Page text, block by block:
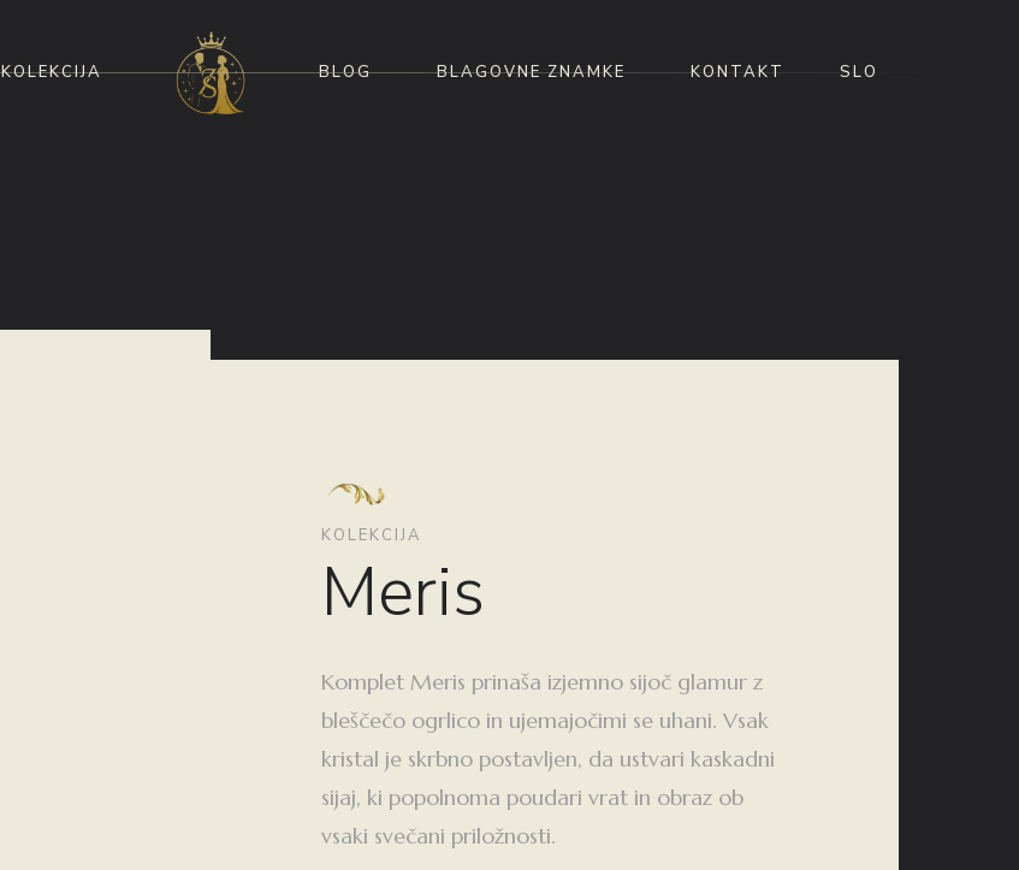
KOLEKCIJA BLOG BLAGOVNE ZNAMKE KONTAKT SLO
KOLEKCIJA
Meris
Komplet Meris prinaša izjemno sijoč glamur z
bleščečo ogrlico in ujemajočimi se uhani. Vsak
kristal je skrbno postavljen, da ustvari kaskadni
sijaj, ki popolnoma poudari vrat in obraz ob
vsaki svečani priložnosti.